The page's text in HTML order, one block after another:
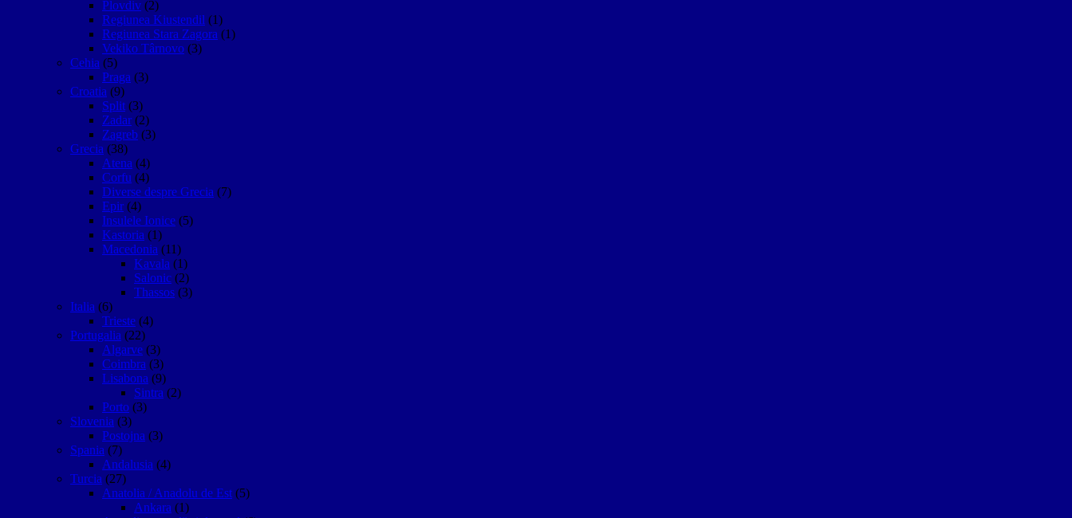
Plovdiv (2)
Regiunea Kiustendil (1)
Regiunea Stara Zagora (1)
Vekiko Târnovo (3)
Cehia (5)
Praga (3)
Croatia (9)
Split (3)
Zadar (2)
Zagreb (3)
Grecia (38)
Atena (4)
Corfu (4)
Diverse despre Grecia (7)
Epir (4)
Insulele Ionice (5)
Kastoria (1)
Macedonia (11)
Kavala (1)
Salonic (2)
Thassos (3)
Italia (6)
Trieste (4)
Portugalia (22)
Algarve (3)
Coimbra (3)
Lisabona (9)
Sintra (2)
Porto (3)
Slovenia (3)
Postojna (3)
Spania (7)
Andalusia (4)
Turcia (27)
Anatolia / Anadolu de Est (5)
Ankara (1)